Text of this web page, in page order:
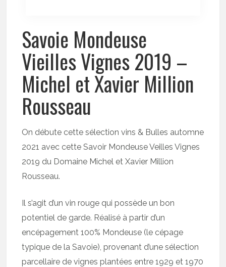
Savoie Mondeuse
Vieilles Vignes 2019 –
Michel et Xavier Million
Rousseau
On débute cette sélection vins & Bulles automne
2021 avec cette Savoir Mondeuse Veilles Vignes
2019 du Domaine Michel et Xavier Million
Rousseau.
Il s’agit d’un vin rouge qui possède un bon
potentiel de garde. Réalisé à partir d’un
encépagement 100% Mondeuse (le cépage
typique de la Savoie), provenant d’une sélection
parcellaire de vignes plantées entre 1929 et 1970